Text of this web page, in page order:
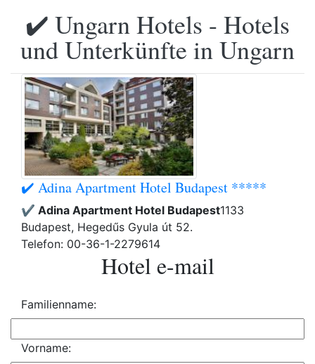
✔️ Ungarn Hotels - Hotels
und Unterkünfte in Ungarn
✔️ Adina Apartment Hotel Budapest *****
✔️ Adina Apartment Hotel Budapest1133
Budapest, Hegedűs Gyula út 52.
Telefon: 00-36-1-2279614
Hotel e-mail
Familienname:
Vorname: